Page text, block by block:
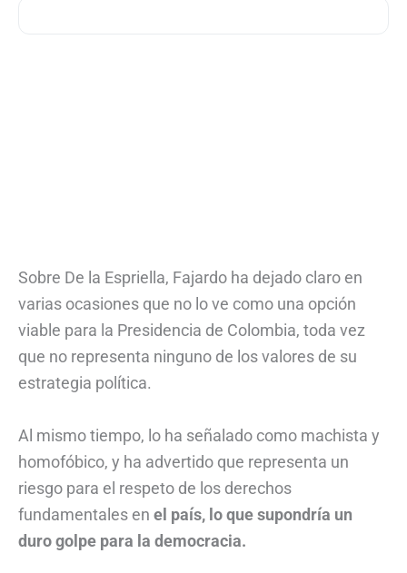
Sobre De la Espriella, Fajardo ha dejado claro en
varias ocasiones que no lo ve como una opción
viable para la Presidencia de Colombia, toda vez
que no representa ninguno de los valores de su
estrategia política.
Al mismo tiempo, lo ha señalado como machista y
homofóbico, y ha advertido que representa un
riesgo para el respeto de los derechos
fundamentales en el país, lo que supondría un
duro golpe para la democracia.